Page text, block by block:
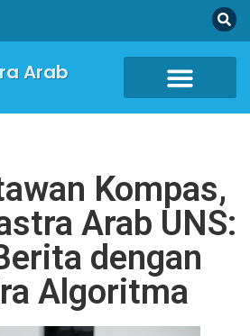
Arab
Kompas,
Arab UNS:
dengan
Algoritma